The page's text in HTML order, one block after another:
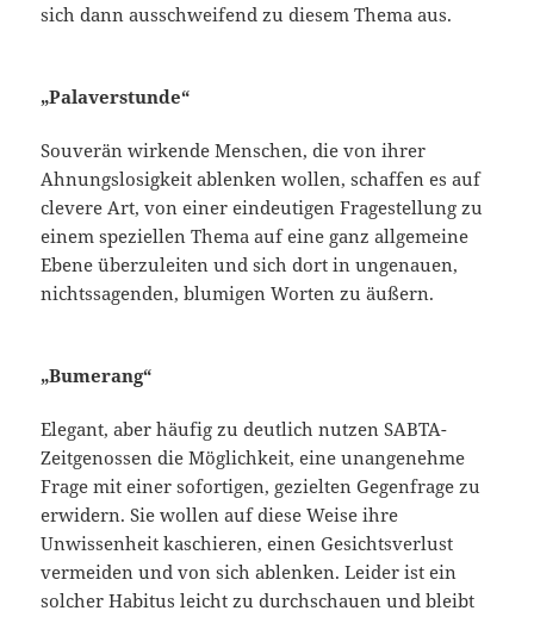
sich dann ausschweifend zu diesem Thema aus.
„Palaverstunde“
Souverän wirkende Menschen, die von ihrer
Ahnungslosigkeit ablenken wollen, schaffen es auf
clevere Art, von einer eindeutigen Fragestellung zu
einem speziellen Thema auf eine ganz allgemeine
Ebene überzuleiten und sich dort in ungenauen,
nichtssagenden, blumigen Worten zu äußern.
„Bumerang“
Elegant, aber häufig zu deutlich nutzen SABTA-
Zeitgenossen die Möglichkeit, eine unangenehme
Frage mit einer sofortigen, gezielten Gegenfrage zu
erwidern. Sie wollen auf diese Weise ihre
Unwissenheit kaschieren, einen Gesichtsverlust
vermeiden und von sich ablenken. Leider ist ein
solcher Habitus leicht zu durchschauen und bleibt